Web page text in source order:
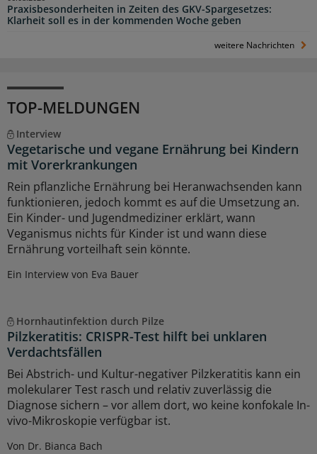
Praxisbesonderheiten in Zeiten des GKV-Spargesetzes:
Klarheit soll es in der kommenden Woche geben
weitere Nachrichten
TOP-MELDUNGEN
Interview
Vegetarische und vegane Ernährung bei Kindern
mit Vorerkrankungen
Rein pflanzliche Ernährung bei Heranwachsenden kann
funktionieren, jedoch kommt es auf die Umsetzung an.
Ein Kinder- und Jugendmediziner erklärt, wann
Veganismus nichts für Kinder ist und wann diese
Ernährung vorteilhaft sein könnte.
Ein Interview von Eva Bauer
Hornhautinfektion durch Pilze
Pilzkeratitis: CRISPR-Test hilft bei unklaren
Verdachtsfällen
Bei Abstrich- und Kultur-negativer Pilzkeratitis kann ein
molekularer Test rasch und relativ zuverlässig die
Diagnose sichern – vor allem dort, wo keine konfokale In-
vivo-Mikroskopie verfügbar ist.
Von Dr. Bianca Bach